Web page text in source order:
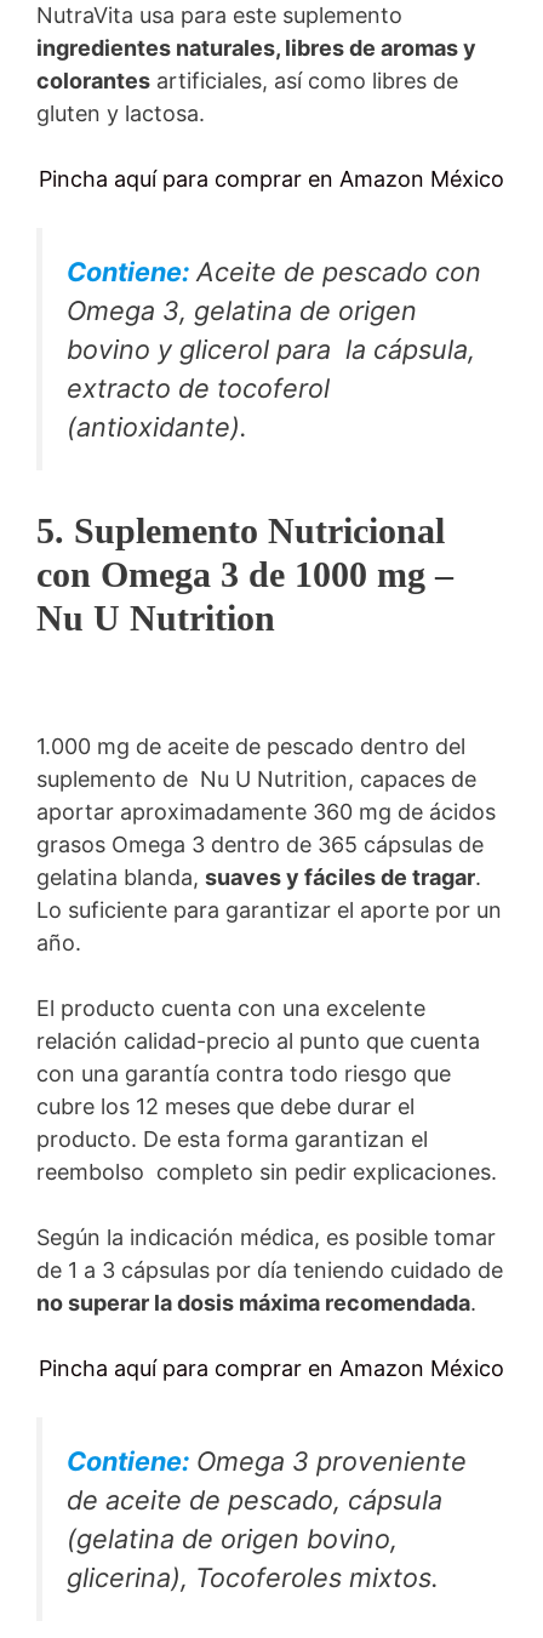
NutraVita usa para este suplemento
ingredientes naturales, libres de aromas y
colorantes artificiales, así como libres de
gluten y lactosa.
Pincha aquí para comprar en Amazon México
Contiene: Aceite de pescado con
Omega 3, gelatina de origen
bovino y glicerol para la cápsula,
extracto de tocoferol
(antioxidante).
5. Suplemento Nutricional
con Omega 3 de 1000 mg –
Nu U Nutrition
1.000 mg de aceite de pescado dentro del
suplemento de Nu U Nutrition, capaces de
aportar aproximadamente 360 mg de ácidos
grasos Omega 3 dentro de 365 cápsulas de
gelatina blanda, suaves y fáciles de tragar.
Lo suficiente para garantizar el aporte por un
año.
El producto cuenta con una excelente
relación calidad-precio al punto que cuenta
con una garantía contra todo riesgo que
cubre los 12 meses que debe durar el
producto. De esta forma garantizan el
reembolso completo sin pedir explicaciones.
Según la indicación médica, es posible tomar
de 1 a 3 cápsulas por día teniendo cuidado de
no superar la dosis máxima recomendada.
Pincha aquí para comprar en Amazon México
Contiene: Omega 3 proveniente
de aceite de pescado, cápsula
(gelatina de origen bovino,
glicerina), Tocoferoles mixtos.